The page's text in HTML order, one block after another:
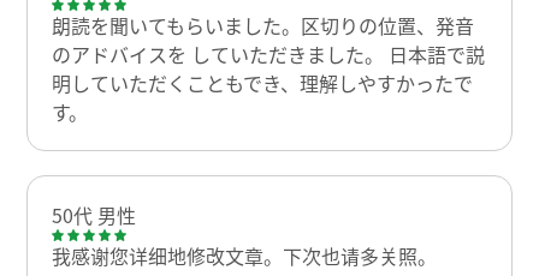
朗読を聞いてもらいました。区切りの位置、発音
のアドバイスを していただきました。 日本語で説
明していただくこともでき、理解しやすかったで
す。
50代 男性
我感谢您详细地修改文章。下次也请多关照。